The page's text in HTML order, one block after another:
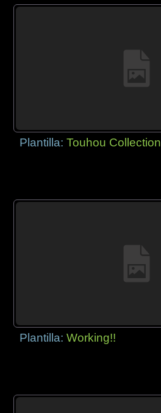
Plantilla:Touhou Collection
Plantilla:Working!!